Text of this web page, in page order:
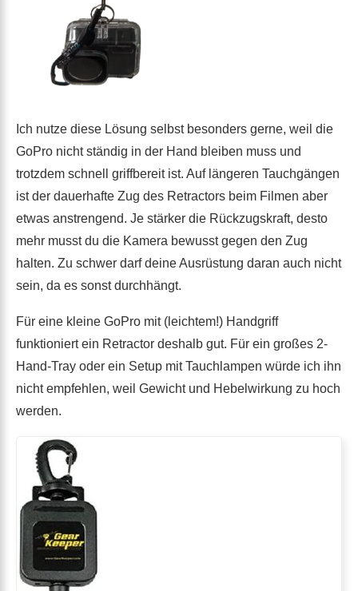
Ich nutze diese Lösung selbst besonders gerne, weil die
GoPro nicht ständig in der Hand bleiben muss und
trotzdem schnell griffbereit ist. Auf längeren Tauchgängen
ist der dauerhafte Zug des Retractors beim Filmen aber
etwas anstrengend. Je stärker die Rückzugskraft, desto
mehr musst du die Kamera bewusst gegen den Zug
halten. Zu schwer darf deine Ausrüstung daran auch nicht
sein, da es sonst durchhängt.
Für eine kleine GoPro mit (leichtem!) Handgriff
funktioniert ein Retractor deshalb gut. Für ein großes 2-
Hand-Tray oder ein Setup mit Tauchlampen würde ich ihn
nicht empfehlen, weil Gewicht und Hebelwirkung zu hoch
werden.